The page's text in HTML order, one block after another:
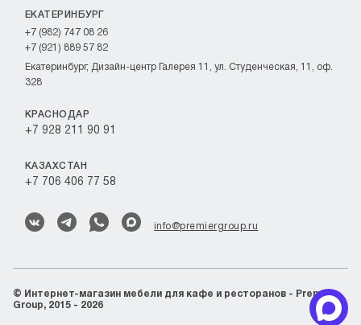
info@premiergroup.ru
ЕКАТЕРИНБУРГ
+7 (982) 747 08 26
+7 (921) 889 57 82
Екатеринбург, Дизайн-центр Галерея 11, ул. Студенческая, 11, оф.
328
КРАСНОДАР
+7 928 211 90 91
КАЗАХСТАН
+7 706 406 77 58
© Интернет-магазин мебели для кафе и ресторанов - Premier
Group, 2015 - 2026